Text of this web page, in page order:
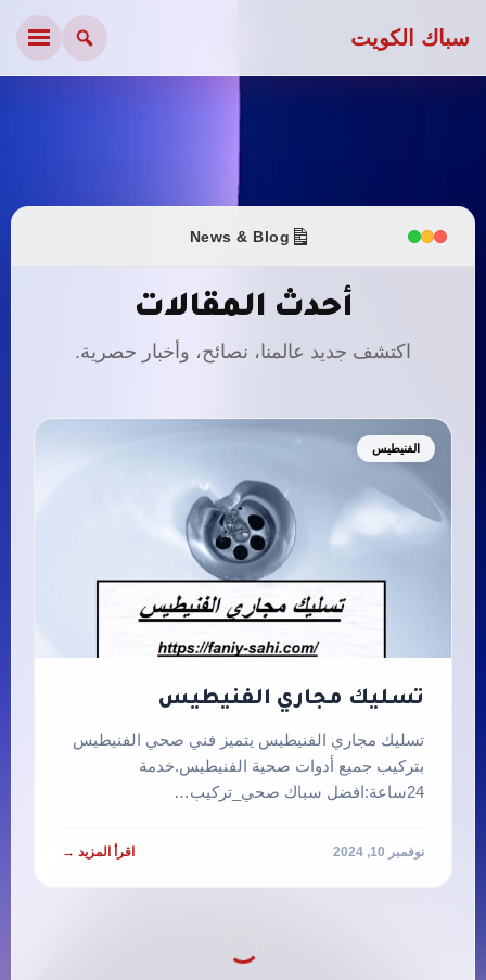
سباك الكويت
News & Blog
أحدث المقالات
اكتشف جديد عالمنا، نصائح، وأخبار حصرية.
الفنيطيس
تسليك مجاري الفنيطيس
تسليك مجاري الفنيطيس يتميز فني صحي الفنيطيس
بتركيب جميع أدوات صحية الفنيطيس.خدمة
24ساعة:افضل سباك صحي_تركيب…
نوفمبر 10, 2024 اقرأ المزيد →